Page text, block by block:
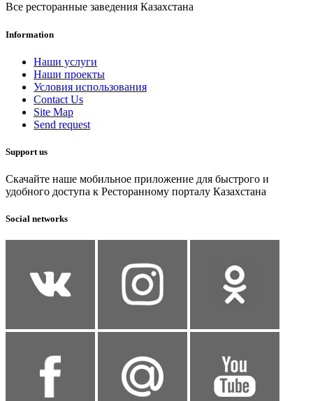
Все ресторанные заведения Казахстана
Information
Наши услуги
Наши проекты
Условия использования
Contact Us
Site Map
Send request
Support us
Скачайте наше мобильное приложение для быстрого и
удобного доступа к Ресторанному порталу Казахстана
Social networks